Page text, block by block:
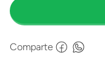
Comparte